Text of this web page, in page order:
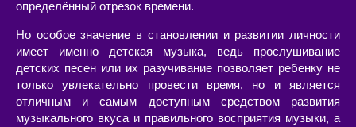
определённый отрезок времени.
Но особое значение в становлении и развитии личности
имеет именно детская музыка, ведь прослушивание
детских песен или их разучивание позволяет ребенку не
только увлекательно провести время, но и является
отличным и самым доступным средством развития
музыкального вкуса и правильного восприятия музыки, а